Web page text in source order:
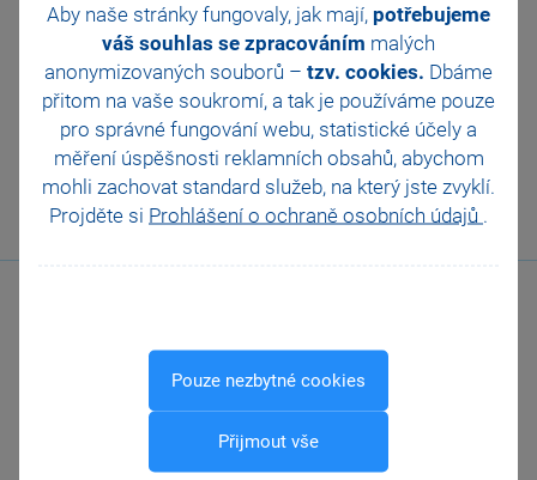
Aby naše stránky fungovaly, jak mají, potřebujeme
váš souhlas se zpracováním malých
anonymizovaných souborů – tzv. cookies. Dbáme
přitom na vaše soukromí, a tak je používáme pouze
pro správné fungování webu, statistické účely a
měření úspěšnosti reklamních obsahů, abychom
mohli zachovat standard služeb, na který jste zvyklí.
Projděte si Prohlášení o ochraně osobních údajů .
Pouze nezbytné cookies
Přijmout vše
Mohlo by vás také zajímat:
Vystavení faktury v programu
Přístupová práva
Informační systém POHODA E1
Něco navíc k systému POHODA
567 112 611